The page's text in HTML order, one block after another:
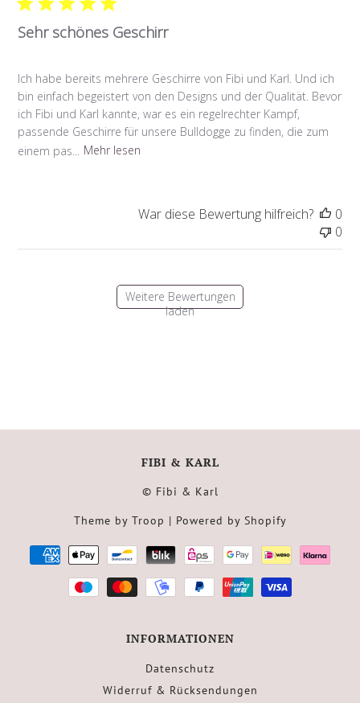
Sehr schönes Geschirr
Ich habe bereits mehrere Geschirre von Fibi und Karl. Und ich
bin einfach begeistert von den Designs und der Qualität. Bevor
ich Fibi und Karl kannte, war es ein regelrechter Kampf,
passende Geschirre für unsere Bulldogge zu finden, die zum
einem pas...
Mehr lesen
War diese Bewertung hilfreich?
0
0
Weitere Bewertungen
laden
FIBI & KARL
© Fibi & Karl
Theme by Troop | Powered by Shopify
INFORMATIONEN
Datenschutz
Widerruf & Rücksendungen